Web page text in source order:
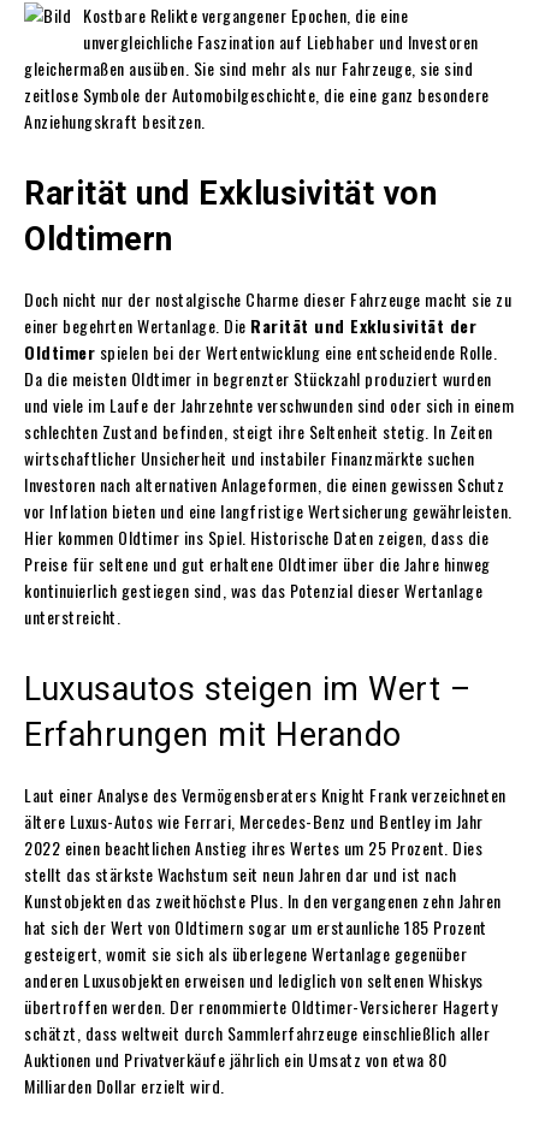
Kostbare Relikte vergangener Epochen, die eine
unvergleichliche Faszination auf Liebhaber und Investoren
gleichermaßen ausüben. Sie sind mehr als nur Fahrzeuge, sie sind
zeitlose Symbole der Automobilgeschichte, die eine ganz besondere
Anziehungskraft besitzen.
Rarität und Exklusivität von
Oldtimern
Doch nicht nur der nostalgische Charme dieser Fahrzeuge macht sie zu
einer begehrten Wertanlage. Die Rarität und Exklusivität der
Oldtimer spielen bei der Wertentwicklung eine entscheidende Rolle.
Da die meisten Oldtimer in begrenzter Stückzahl produziert wurden
und viele im Laufe der Jahrzehnte verschwunden sind oder sich in einem
schlechten Zustand befinden, steigt ihre Seltenheit stetig. In Zeiten
wirtschaftlicher Unsicherheit und instabiler Finanzmärkte suchen
Investoren nach alternativen Anlageformen, die einen gewissen Schutz
vor Inflation bieten und eine langfristige Wertsicherung gewährleisten.
Hier kommen Oldtimer ins Spiel. Historische Daten zeigen, dass die
Preise für seltene und gut erhaltene Oldtimer über die Jahre hinweg
kontinuierlich gestiegen sind, was das Potenzial dieser Wertanlage
unterstreicht.
Luxusautos steigen im Wert –
Erfahrungen mit Herando
Laut einer Analyse des Vermögensberaters Knight Frank verzeichneten
ältere Luxus-Autos wie Ferrari, Mercedes-Benz und Bentley im Jahr
2022 einen beachtlichen Anstieg ihres Wertes um 25 Prozent. Dies
stellt das stärkste Wachstum seit neun Jahren dar und ist nach
Kunstobjekten das zweithöchste Plus. In den vergangenen zehn Jahren
hat sich der Wert von Oldtimern sogar um erstaunliche 185 Prozent
gesteigert, womit sie sich als überlegene Wertanlage gegenüber
anderen Luxusobjekten erweisen und lediglich von seltenen Whiskys
übertroffen werden. Der renommierte Oldtimer-Versicherer Hagerty
schätzt, dass weltweit durch Sammlerfahrzeuge einschließlich aller
Auktionen und Privatverkäufe jährlich ein Umsatz von etwa 80
Milliarden Dollar erzielt wird.